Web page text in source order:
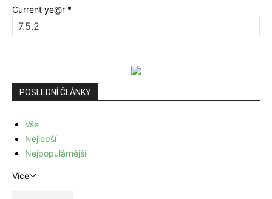
Current ye@r *
POSLEDNÍ ČLÁNKY
Vše
Nejlepší
Nejpopulárnější
Více